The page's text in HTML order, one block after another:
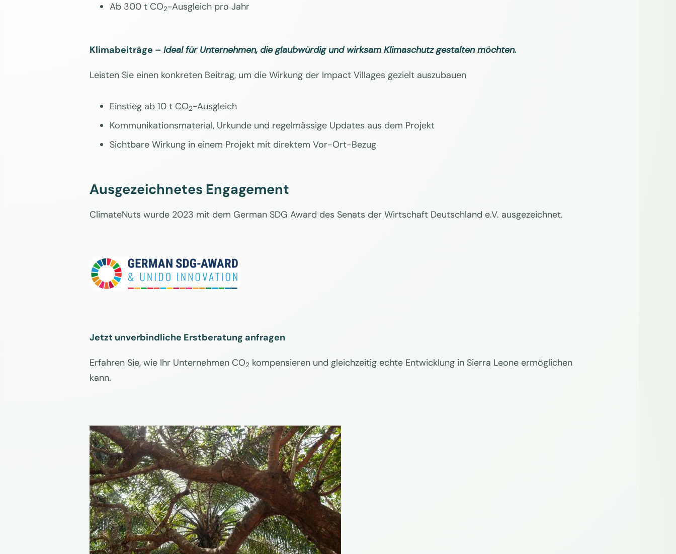
Ab 300 t CO2-Ausgleich pro Jahr
Klimabeiträge – Ideal für Unternehmen, die glaubwürdig und wirksam Klimaschutz gestalten möchten.
Leisten Sie einen konkreten Beitrag, um die Wirkung der Impact Villages gezielt auszubauen
Einstieg ab 10 t CO2-Ausgleich
Kommunikationsmaterial, Urkunde und regelmässige Updates aus dem Projekt
Sichtbare Wirkung in einem Projekt mit direktem Vor-Ort-Bezug
Ausgezeichnetes Engagement
ClimateNuts wurde 2023 mit dem German SDG Award des Senats der Wirtschaft Deutschland e.V. ausgezeichnet.
Jetzt unverbindliche Erstberatung anfragen
Erfahren Sie, wie Ihr Unternehmen CO2 kompensieren und gleichzeitig echte Entwicklung in Sierra Leone ermöglichen
kann.